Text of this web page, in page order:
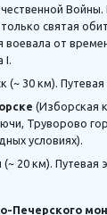
святая
воевала от
I.
(~ 30 км). Путевая
(Изборская
Труворово
условиях).
20 км). Путевая
Печерского